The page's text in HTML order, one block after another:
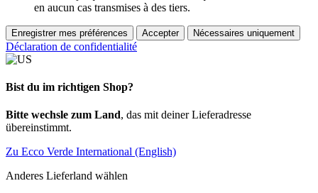
en aucun cas transmises à des tiers.
Enregistrer mes préférences Accepter Nécessaires uniquement
Déclaration de confidentialité
Bist du im richtigen Shop?
Bitte wechsle zum Land, das mit deiner Lieferadresse
übereinstimmt.
Zu Ecco Verde International (English)
Anderes Lieferland wählen